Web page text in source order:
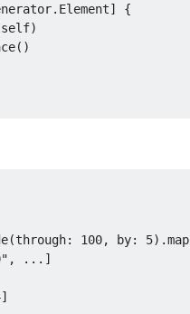
. Element]
{
self)
()
(through: 100, by: 5).map
]